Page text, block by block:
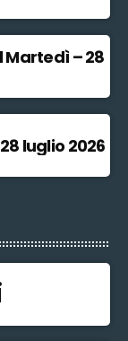
Martedì – 28
luglio 2026